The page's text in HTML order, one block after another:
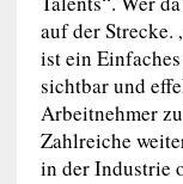
auf der Strecke.
ist ein
sichtbar und
Arbeitnehmer
Zahlreiche
in der Industrie